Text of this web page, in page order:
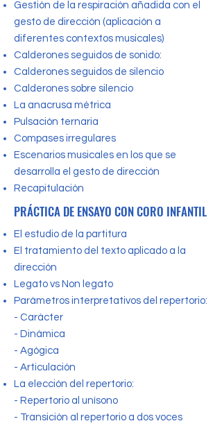
Gestión de la respiración añadida con el
gesto de dirección (aplicación a
diferentes contextos musicales)
Calderones seguidos de sonido:
Calderones seguidos de silencio
Calderones sobre silencio
La anacrusa métrica
Pulsación ternaria
Compases irregulares
Escenarios musicales en los que se
desarrolla el gesto de dirección
Recapitulación
PRÁCTICA DE ENSAYO CON CORO INFANTIL
El estudio de la partitura
El tratamiento del texto aplicado a la
dirección
Legato vs Non legato
Parámetros interpretativos del repertorio:
- Carácter
- Dinámica
- Agógica
- Articulación
La elección del repertorio:
- Repertorio al unísono
- Transición al repertorio a dos voces